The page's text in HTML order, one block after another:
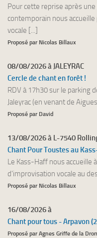
Pour cette reprise après
contemporain nous
vocale [...]
Proposé par Nicolas Billaux
08/08/2026 à JALEYRAC
Cercle de chant en forêt !
RDV à 17h30 sur le parking
Jaleyrac (en venant de
Proposé par David
13/08/2026 à L-7540
Chant Pour Toustes au
Le Kass-Haff nous accueille
d'improvisation vocale au
Proposé par Nicolas Billaux
16/08/2026 à
Chant pour tous - Arpavon
Proposé par Agnes Griffe de la